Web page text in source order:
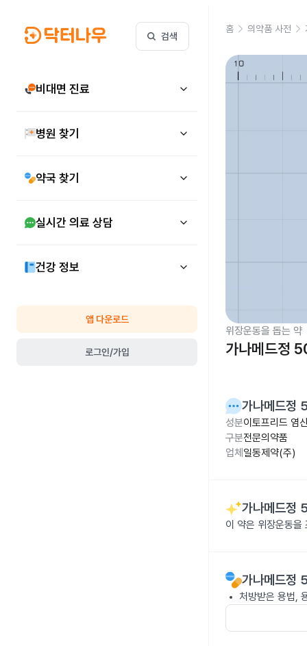
검색
비대면 진료
병원 찾기
약국 찾기
실시간 의료 상담
건강 정보
앱 다운로드
로그인/가입
홈 의약품 사전
위장운동을 돕는 약
가나메드정
가나메드정
성분이토프리드 염
구분전문의약품
업체 일동제약(주)
가나메드정
이 약은 위장운동을
가나메드정
처방받은 용법,